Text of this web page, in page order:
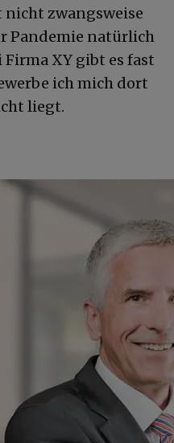
zwangsweise
Pandemie natürlich
Firma XY gibt es fast
ich mich dort
liegt.